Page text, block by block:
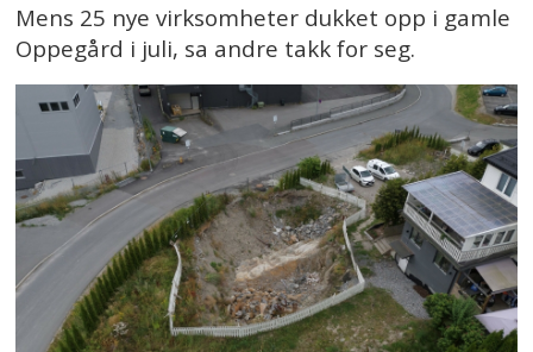
Mens 25 nye virksomheter dukket opp i gamle
Oppegård i juli, sa andre takk for seg.